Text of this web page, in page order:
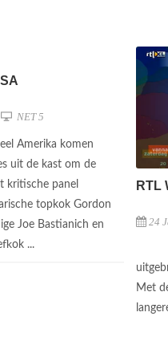
NET 5
Amerika komen
uit de kast om de
kritische panel
topkok Gordon
Joe Bastianich en
...
RTL
24
Met